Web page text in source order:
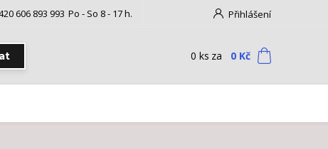
Přihlášení
606 893 993 Po - So 8 - 17 h.
0 ks za 0 Kč